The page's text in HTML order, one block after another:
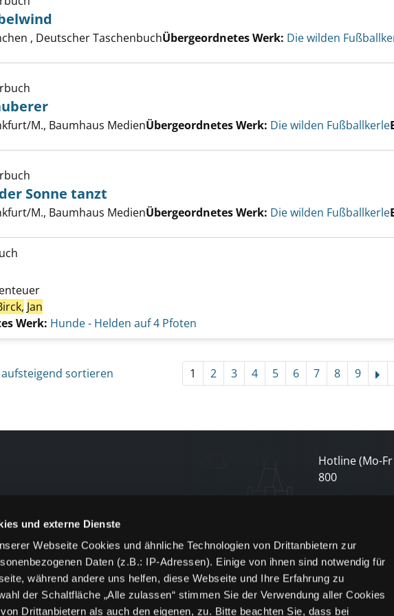
und externe Dienste
Webseite Cookies und ähnliche Technologien von Drittanbietern zur
Daten (z.B.: IP-Adressen). Einige von ihnen sind notwendig für
während andere uns helfen, diese Webseite und Ihre Erfahrung zu
der Schaltfläche „Alle zulassen“ stimmen Sie der Verwendung aller Cookies
Drittanbietern als auch den eigenen, zu. Bitte beachten Sie, dass bei
, Deutscher TaschenbuchÜbergeordnetes Werk: Die wilden
der Zauberer anzeigen
M., Baumhaus MedienÜbergeordnetes Werk: Die wilden Fußballkerle
der mit der Sonne tanzt anzeigen
Sonne tanzt
M., Baumhaus MedienÜbergeordnetes Werk: Die wilden Fußballkerle
Jan
Werk: Hunde - Helden auf 4 Pfoten
aufsteigend sortieren 1 2 3 4 5 6 7 8 9
Hotline (Mo-
800
und keine
jetzt